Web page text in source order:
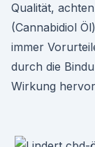
Qualität,
(Cannabidiol
immer
durch die
Wirkung